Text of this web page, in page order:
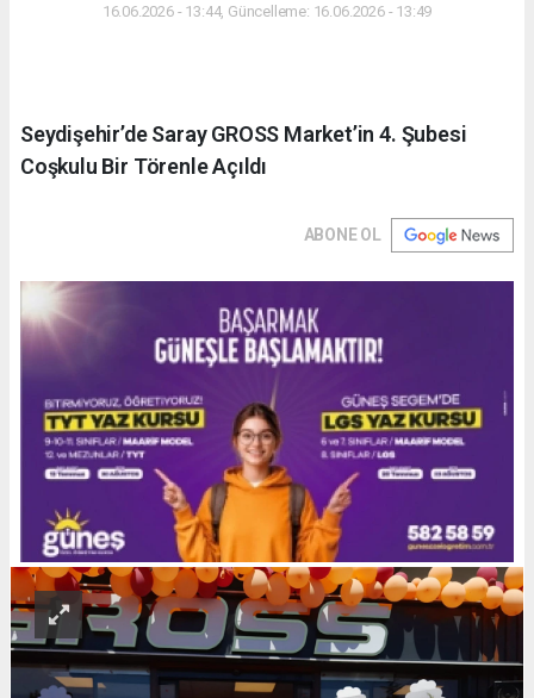
16.06.2026 - 13:44, Güncelleme: 16.06.2026 - 13:49
Seydişehir’de Saray GROSS Market’in 4. Şubesi
Coşkulu Bir Törenle Açıldı
ABONE OL